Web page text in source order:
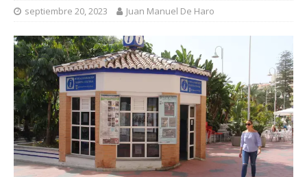
septiembre 20, 2023 Juan Manuel De Haro